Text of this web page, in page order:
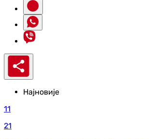
Најновије
11
21